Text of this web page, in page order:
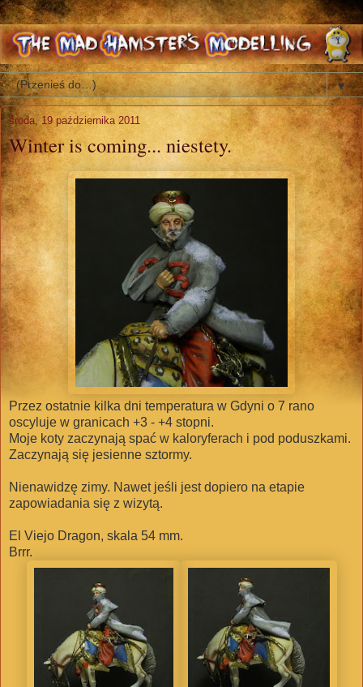
▼
środa, 19 października 2011
Winter is coming... niestety.
Przez ostatnie kilka dni temperatura w Gdyni o 7 rano
oscyluje w granicach +3 - +4 stopni.
Moje koty zaczynają spać w kaloryferach i pod poduszkami.
Zaczynają się jesienne sztormy.
Nienawidzę zimy. Nawet jeśli jest dopiero na etapie
zapowiadania się z wizytą.
El Viejo Dragon, skala 54 mm.
Brrr.